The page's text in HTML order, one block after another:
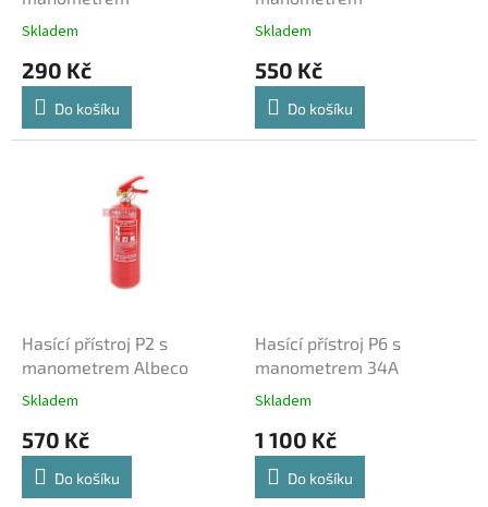
Skladem
290 Kč
Do košíku
Skladem
550 Kč
Do košíku
Hasící přístroj P2 s
manometrem Albeco
Skladem
570 Kč
Do košíku
Hasící přístroj P6 s
manometrem 34A
Skladem
1 100 Kč
Do košíku